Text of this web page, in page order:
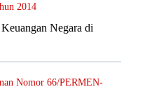
2014
Negara di
Nomor 66/PERMEN-